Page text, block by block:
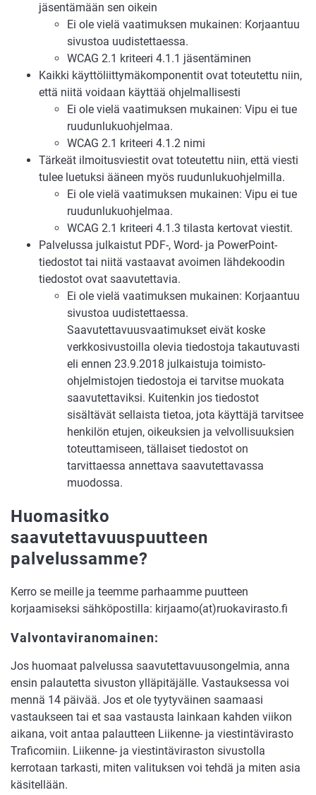
jäsentämään sen oikein
Ei ole vielä vaatimuksen mukainen: Korjaantuu
sivustoa uudistettaessa.
WCAG 2.1 kriteeri 4.1.1 jäsentäminen
Kaikki käyttöliittymäkomponentit ovat toteutettu niin,
että niitä voidaan käyttää ohjelmallisesti
Ei ole vielä vaatimuksen mukainen: Vipu ei tue
ruudunlukuohjelmaa.
WCAG 2.1 kriteeri 4.1.2 nimi
Tärkeät ilmoitusviestit ovat toteutettu niin, että viesti
tulee luetuksi ääneen myös ruudunlukuohjelmilla.
Ei ole vielä vaatimuksen mukainen: Vipu ei tue
ruudunlukuohjelmaa.
WCAG 2.1 kriteeri 4.1.3 tilasta kertovat viestit.
Palvelussa julkaistut PDF-, Word- ja PowerPoint-
tiedostot tai niitä vastaavat avoimen lähdekoodin
tiedostot ovat saavutettavia.
Ei ole vielä vaatimuksen mukainen: Korjaantuu
sivustoa uudistettaessa.
Saavutettavuusvaatimukset eivät koske
verkkosivustoilla olevia tiedostoja takautuvasti
eli ennen 23.9.2018 julkaistuja toimisto-
ohjelmistojen tiedostoja ei tarvitse muokata
saavutettaviksi. Kuitenkin jos tiedostot
sisältävät sellaista tietoa, jota käyttäjä tarvitsee
henkilön etujen, oikeuksien ja velvollisuuksien
toteuttamiseen, tällaiset tiedostot on
tarvittaessa annettava saavutettavassa
muodossa.
Huomasitko
saavutettavuuspuutteen
palvelussamme?
Kerro se meille ja teemme parhaamme puutteen
korjaamiseksi sähköpostilla: kirjaamo(at)ruokavirasto.fi
Valvontaviranomainen:
Jos huomaat palvelussa saavutettavuusongelmia, anna
ensin palautetta sivuston ylläpitäjälle. Vastauksessa voi
mennä 14 päivää. Jos et ole tyytyväinen saamaasi
vastaukseen tai et saa vastausta lainkaan kahden viikon
aikana, voit antaa palautteen Liikenne- ja viestintävirasto
Traficomiin. Liikenne- ja viestintäviraston sivustolla
kerrotaan tarkasti, miten valituksen voi tehdä ja miten asia
käsitellään.